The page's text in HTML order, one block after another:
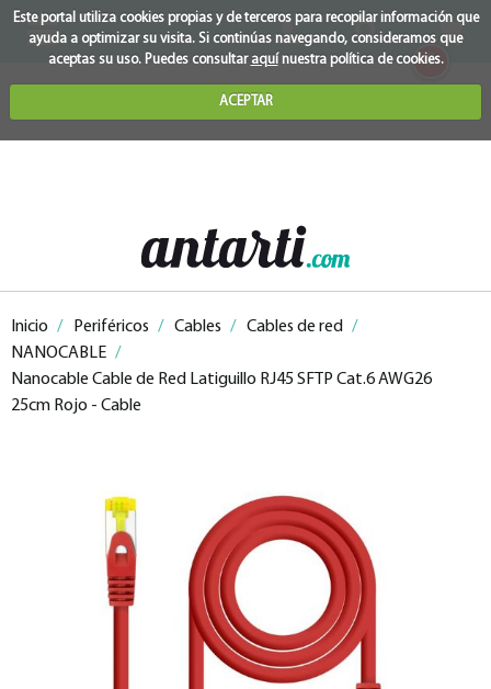
Este portal utiliza cookies propias y de terceros para recopilar información que
ayuda a optimizar su visita. Si continúas navegando, consideramos que
aceptas su uso. Puedes consultar aquínuestra política de cookies.
ACEPTAR
0
Inicio / Periféricos / Cables / Cables de red
/
NANOCABLE /
Nanocable Cable de Red Latiguillo RJ45 SFTP Cat.6 AWG26
25cm Rojo - Cable